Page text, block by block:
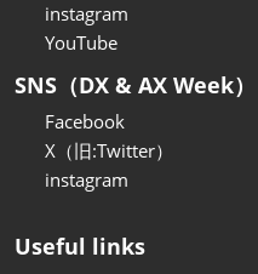
instagram
YouTube
SNS（DX & AX Week）
Facebook
X（旧:Twitter）
instagram
Useful links